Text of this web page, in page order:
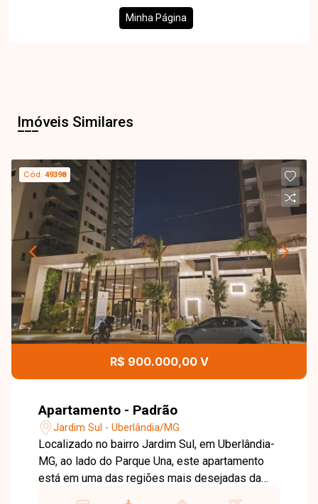
Minha Página
Imóveis Similares
Cód.49398
R$ 900.000,00 V
Apartamento - Padrão
Jardim Sul - Uberlândia/MG
Localizado no bairro Jardim Sul, em Uberlândia-
MG, ao lado do Parque Una, este apartamento
está em uma das regiões mais desejadas da